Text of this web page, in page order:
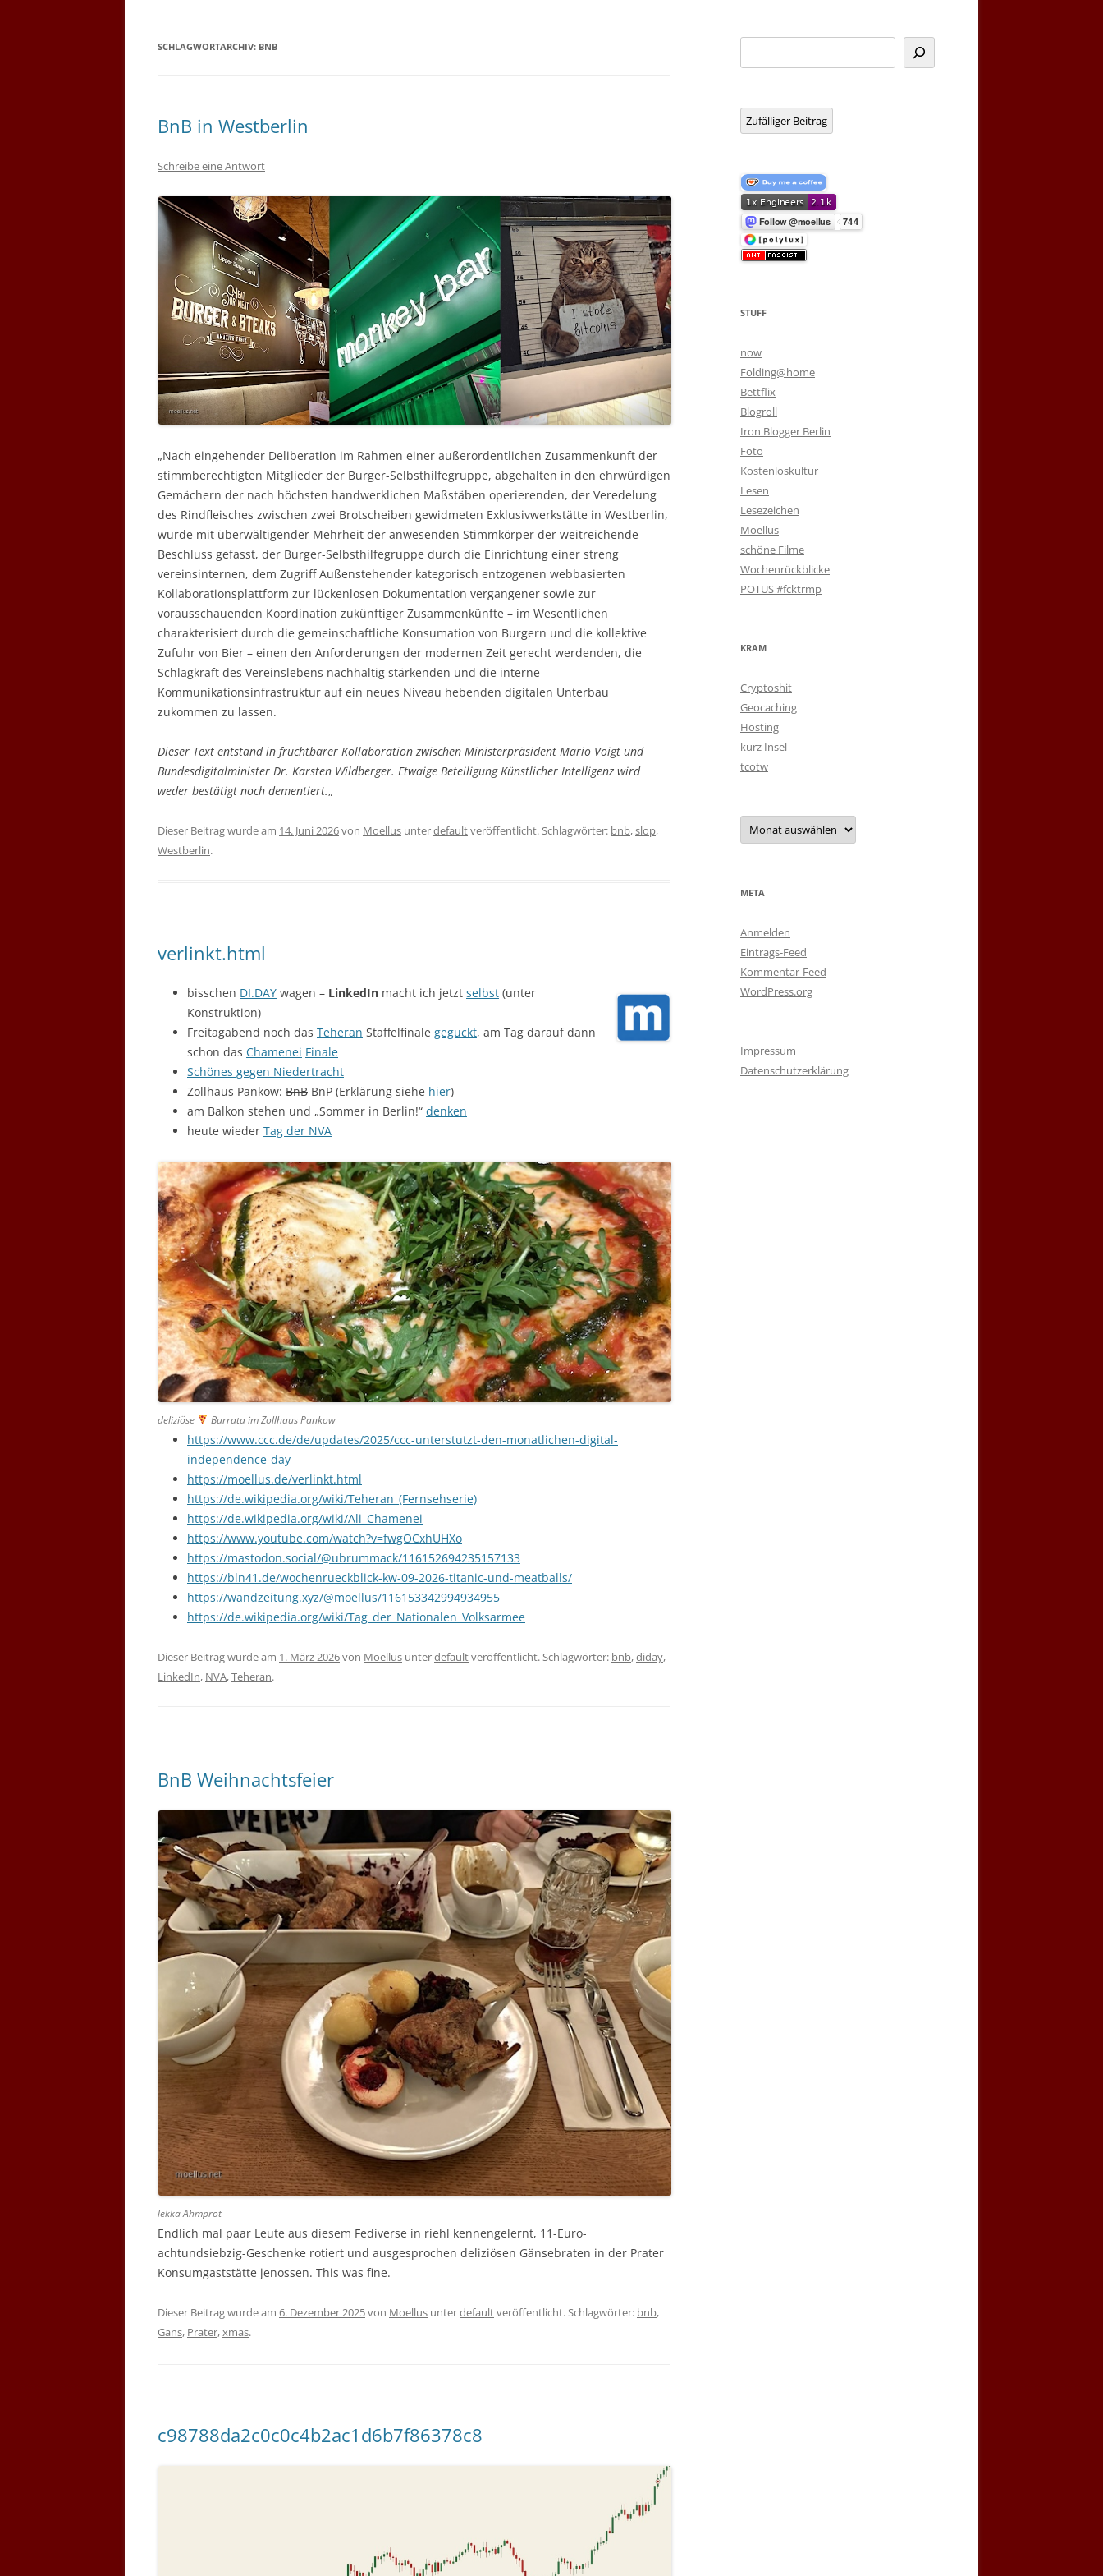
SCHLAGWORTARCHIV: BNB
BnB in Westberlin
Schreibe eine Antwort
„Nach eingehender Deliberation im Rahmen einer außerordentlichen Zusammenkunft der
stimmberechtigten Mitglieder der Burger-Selbsthilfegruppe, abgehalten in den ehrwürdigen
Gemächern der nach höchsten handwerklichen Maßstäben operierenden, der Veredelung
des Rindfleisches zwischen zwei Brotscheiben gewidmeten Exklusivwerkstätte in Westberlin,
wurde mit überwältigender Mehrheit der anwesenden Stimmkörper der weitreichende
Beschluss gefasst, der Burger-Selbsthilfegruppe durch die Einrichtung einer streng
vereinsinternen, dem Zugriff Außenstehender kategorisch entzogenen webbasierten
Kollaborationsplattform zur lückenlosen Dokumentation vergangener sowie zur
vorausschauenden Koordination zukünftiger Zusammenkünfte – im Wesentlichen
charakterisiert durch die gemeinschaftliche Konsumation von Burgern und die kollektive
Zufuhr von Bier – einen den Anforderungen der modernen Zeit gerecht werdenden, die
Schlagkraft des Vereinslebens nachhaltig stärkenden und die interne
Kommunikationsinfrastruktur auf ein neues Niveau hebenden digitalen Unterbau
zukommen zu lassen.
Dieser Text entstand in fruchtbarer Kollaboration zwischen Ministerpräsident Mario Voigt und
Bundesdigitalminister Dr. Karsten Wildberger. Etwaige Beteiligung Künstlicher Intelligenz wird
weder bestätigt noch dementiert.„
Dieser Beitrag wurde am 14. Juni 2026von Moellus unterdefaultveröffentlicht. Schlagwörter: bnb,slop,
Westberlin.
verlinkt.html
bisschen DI.DAY wagen – LinkedIn macht ich jetzt selbst (unter
Konstruktion)
Freitagabend noch das Teheran Staffelfinale geguckt, am Tag darauf dann
schon das Chamenei Finale
Schönes gegen Niedertracht
Zollhaus Pankow: BnB BnP (Erklärung siehe hier)
am Balkon stehen und „Sommer in Berlin!“ denken
heute wieder Tag der NVA
deliziöse Burrata im Zollhaus Pankow
https://www.ccc.de/de/updates/2025/ccc-unterstutzt-den-monatlichen-digital-
independence-day
https://moellus.de/verlinkt.html
https://de.wikipedia.org/wiki/Teheran_(Fernsehserie)
https://de.wikipedia.org/wiki/Ali_Chamenei
https://www.youtube.com/watch?v=fwgOCxhUHXo
https://mastodon.social/@ubrummack/116152694235157133
https://bln41.de/wochenrueckblick-kw-09-2026-titanic-und-meatballs/
https://wandzeitung.xyz/@moellus/116153342994934955
https://de.wikipedia.org/wiki/Tag_der_Nationalen_Volksarmee
Dieser Beitrag wurde am 1. März 2026von Moellus unterdefaultveröffentlicht. Schlagwörter: bnb,diday,
LinkedIn, NVA,Teheran.
BnB Weihnachtsfeier
lekka Ahmprot
Endlich mal paar Leute aus diesem Fediverse in riehl kennengelernt, 11-Euro-
achtundsiebzig-Geschenke rotiert und ausgesprochen deliziösen Gänsebraten in der Prater
Konsumgaststätte jenossen. This was fine.
Dieser Beitrag wurde am 6. Dezember 2025von Moellus unterdefaultveröffentlicht. Schlagwörter: bnb,
Gans, Prater,xmas.
c98788da2c0c0c4b2ac1d6b7f86378c8
Zufälliger Beitrag
STUFF
now
Folding@home
Bettflix
Blogroll
Iron Blogger Berlin
Foto
Kostenloskultur
Lesen
Lesezeichen
Moellus
schöne Filme
Wochenrückblicke
POTUS #fcktrmp
KRAM
Cryptoshit
Geocaching
Hosting
kurz Insel
tcotw
Archiv
META
Anmelden
Eintrags-Feed
Kommentar-Feed
WordPress.org
Impressum
Datenschutzerklärung